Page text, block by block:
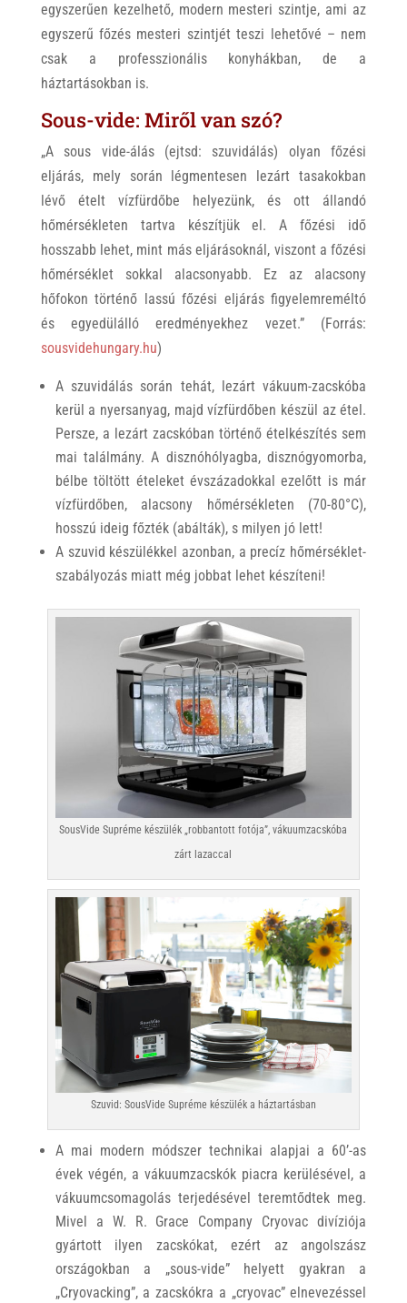
egyszerűen kezelhető, modern mesteri szintje, ami az
egyszerű főzés mesteri szintjét teszi lehetővé – nem
csak a professzionális konyhákban, de a
háztartásokban is.
Sous-vide: Miről van szó?
„A sous vide-álás (ejtsd: szuvidálás) olyan főzési
eljárás, mely során légmentesen lezárt tasakokban
lévő ételt vízfürdőbe helyezünk, és ott állandó
hőmérsékleten tartva készítjük el. A főzési idő
hosszabb lehet, mint más eljárásoknál, viszont a főzési
hőmérséklet sokkal alacsonyabb. Ez az alacsony
hőfokon történő lassú főzési eljárás figyelemreméltó
és egyedülálló eredményekhez vezet.” (Forrás:
sousvidehungary.hu)
A szuvidálás során tehát, lezárt vákuum-zacskóba
kerül a nyersanyag, majd vízfürdőben készül az étel.
Persze, a lezárt zacskóban történő ételkészítés sem
mai találmány. A disznóhólyagba, disznógyomorba,
bélbe töltött ételeket évszázadokkal ezelőtt is már
vízfürdőben, alacsony hőmérsékleten (70-80°C),
hosszú ideig főzték (abálták), s milyen jó lett!
A szuvid készülékkel azonban, a precíz hőmérséklet-
szabályozás miatt még jobbat lehet készíteni!
SousVide Supréme készülék „robbantott fotója”, vákuumzacskóba
zárt lazaccal
Szuvid: SousVide Supréme készülék a háztartásban
A mai modern módszer technikai alapjai a 60’-as
évek végén, a vákuumzacskók piacra kerülésével, a
vákuumcsomagolás terjedésével teremtődtek meg.
Mivel a W. R. Grace Company Cryovac divíziója
gyártott ilyen zacskókat, ezért az angolszász
országokban a „sous-vide” helyett gyakran a
„Cryovacking”, a zacskókra a „cryovac” elnevezéssel